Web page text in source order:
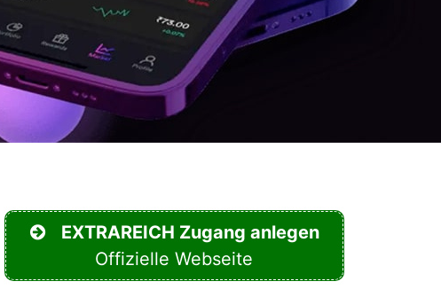
EXTRAREICH Zugang anlegen
Offizielle Webseite